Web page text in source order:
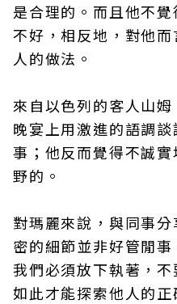
是合理的。而且他不
不好，相反地，對他
人的做法。
來自以色列的客人山
晚宴上用激進的語調
事；他反而覺得不誠
野的。
對瑪麗來說，與同事
密的細節並非好管閒
我們必須放下執著，不
如此才能探索他人的